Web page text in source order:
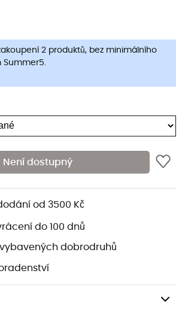
2 produktů, bez minimálního
Summer5.
Není dostupný
od 3500 Kč
do 100 dnů
vybavených dobrodruhů
Ať už jste v přírodě nebo v náročné
nepřetržitý přísun energie. Takže,
své limity se stylem a
(200 gramů gelu)
3 dávky Gelu 160 nebo 5 dávek
snadnější konzumaci gelu během
snadné plnění
se do ruky
trasy.